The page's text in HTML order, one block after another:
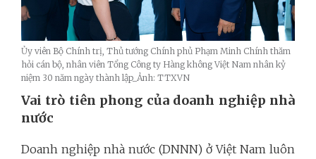
Ủy viên Bộ Chính trị, Thủ tướng Chính phủ Phạm Minh Chính thăm
hỏi cán bộ, nhân viên Tổng Công ty Hàng không Việt Nam nhân kỷ
niệm 30 năm ngày thành lập_Ảnh: TTXVN
Vai trò tiên phong của doanh nghiệp nhà
nước
Doanh nghiệp nhà nước (DNNN) ở Việt Nam luôn